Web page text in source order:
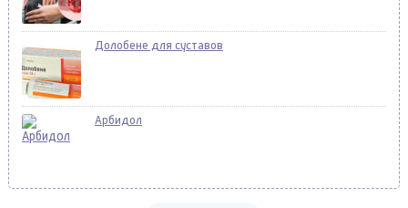
Долобене для суставов
Арбидол